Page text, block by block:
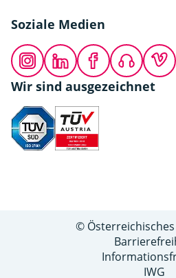
Soziale Medien
InstagramLinkedInFacebookPodcastVimeo
Wir sind ausgezeichnet
©
IWG